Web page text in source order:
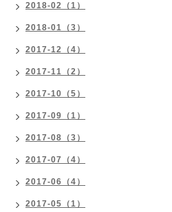
2018-02（1）
2018-01（3）
2017-12（4）
2017-11（2）
2017-10（5）
2017-09（1）
2017-08（3）
2017-07（4）
2017-06（4）
2017-05（1）